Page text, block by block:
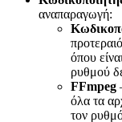
αναπαραγωγή:
όπου
ρυθμού
FFmpeg
όλα τα
τον